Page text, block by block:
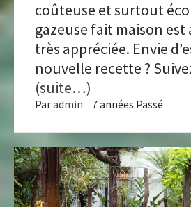
coûteuse et surtout
gazeuse fait maison
très appréciée. Envie
nouvelle recette ?
(suite…)
Paradmin 7 années Passé